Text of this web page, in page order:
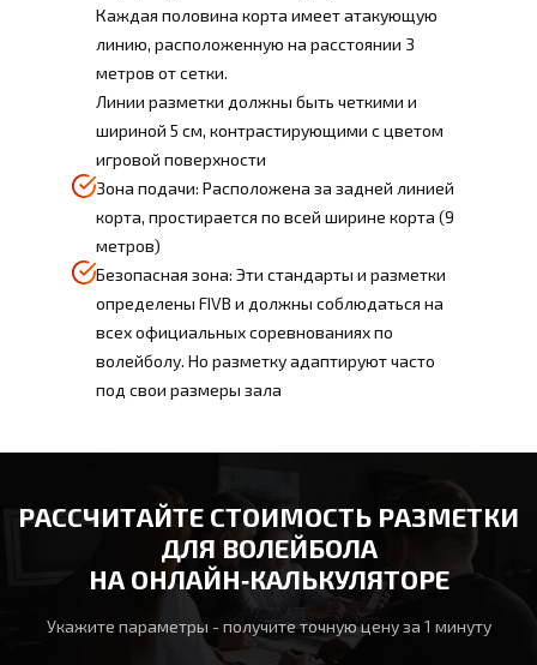
Каждая половина корта имеет атакующую
линию, расположенную на расстоянии 3
метров от сетки.
Линии разметки должны быть четкими и
шириной 5 см, контрастирующими с цветом
игровой поверхности
Зона подачи: Расположена за задней линией
корта, простирается по всей ширине корта (9
метров)
Безопасная зона: Эти стандарты и разметки
определены FIVB и должны соблюдаться на
всех официальных соревнованиях по
волейболу. Но разметку адаптируют часто
под свои размеры зала
РАССЧИТАЙТЕ СТОИМОСТЬ РАЗМЕТКИ
ДЛЯ ВОЛЕЙБОЛА
НА ОНЛАЙН‑КАЛЬКУЛЯТОРЕ
Укажите параметры - получите точную цену за 1 минуту